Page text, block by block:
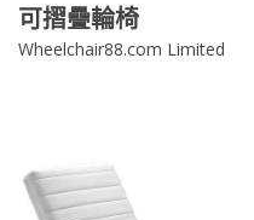
可摺疊輪椅
Wheelchair88.com Limited